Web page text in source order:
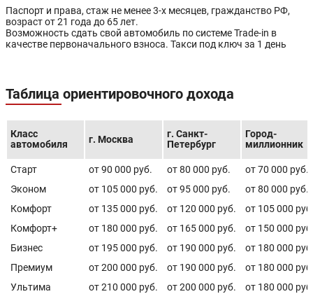
Паспорт и права, стаж не менее 3-х месяцев, гражданство РФ,
возраст от 21 года до 65 лет.
Возможность сдать свой автомобиль по системе Trade-in в
качестве первоначального взноса. Такси под ключ за 1 день
Таблица ориентировочного дохода
Класс
автомобиля
г. Москва
г. Санкт-
Петербург
Город-
миллионник
Старт от 90 000 руб. от 80 000 руб.
от 70 000 руб.
Эконом
от 105 000 руб. от 95 000 руб.
от 80 000 руб.
Комфорт
от 135 000 руб. от 120 000 руб.
от 105 000
Комфорт+
от 180 000 руб. от 165 000 руб.
от 150 000
Бизнес
от 195 000 руб. от 190 000 руб.
от 180 000
Премиум
от 200 000 руб. от 190 000 руб.
от 180 000
Ультима
от 210 000 руб. от 200 000 руб.
от 180 000